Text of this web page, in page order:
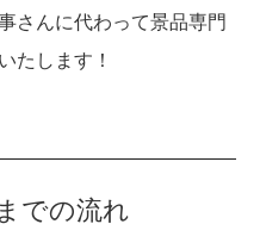
さんに代わって景品専門
たします！
での流れ